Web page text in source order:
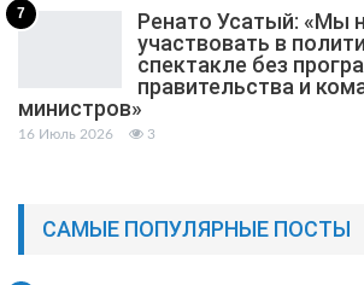
7
Ренато Усатый: «Мы
участвовать в
спектакле без
правительства и
министров»
16 Июль 2026 3
САМЫЕ ПОПУЛЯРНЫЕ ПОСТЫ